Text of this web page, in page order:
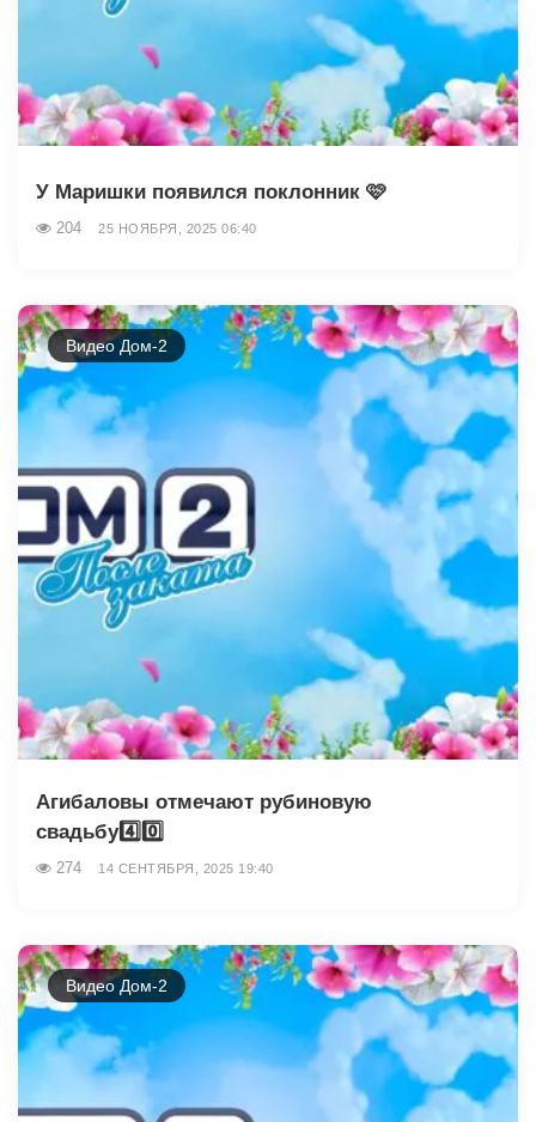
У Маришки появился поклонник 🩷
204 25 НОЯБРЯ, 2025 06:40
Видео Дом-2
Агибаловы отмечают рубиновую
свадьбу4️⃣0️⃣
274 14 СЕНТЯБРЯ, 2025 19:40
Видео Дом-2